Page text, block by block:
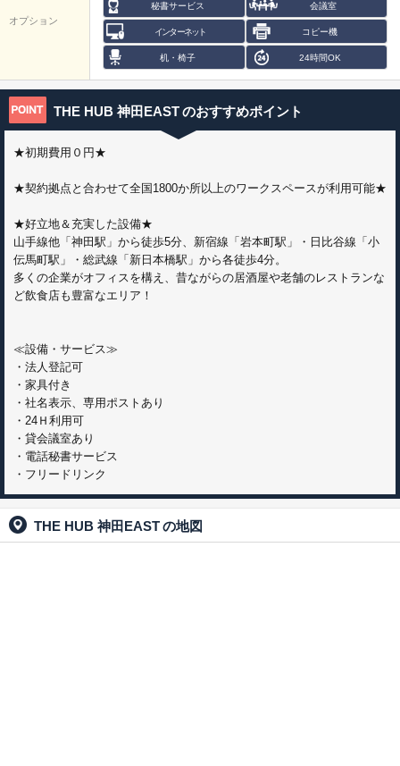
オプション
秘書サービス 会議室
インターネット コピー機
机・椅子 24時間OK
THE HUB 神田EASTのおすすめポイント
★初期費用０円★
★契約拠点と合わせて全国1800か所以上のワークスペースが利用可能★
★好立地＆充実した設備★
山手線他「神田駅」から徒歩5分、新宿線「岩本町駅」・日比谷線「小
伝馬町駅」・総武線「新日本橋駅」から各徒歩4分。
多くの企業がオフィスを構え、昔ながらの居酒屋や老舗のレストランな
ど飲食店も豊富なエリア！
≪設備・サービス≫
・法人登記可
・家具付き
・社名表示、専用ポストあり
・24Ｈ利用可
・貸会議室あり
・電話秘書サービス
・フリードリンク
THE HUB 神田EASTの地図